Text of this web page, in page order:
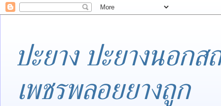
ปะยาง ปะยางนอก
เพชรพลอยยางถูก